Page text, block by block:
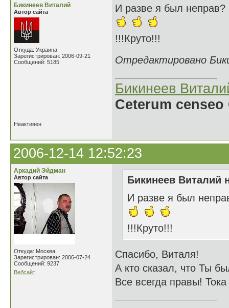
Бикинеев Виталий
Автор сайта
Откуда: Украина
Зарегистрирован: 2006-09-21
Сообщений: 5185
И разве я был неправ?
!!!Круто!!!
Отредактировано
Бикинеев
Ceterum
Неактивен
2006-12-14 12:52:23
Аркадий Эйдман
Автор сайта
Откуда: Москва
Зарегистрирован: 2006-07-24
Сообщений: 9237
Вебсайт
Бикинеев Виталий
И разве я был
!!!Круто!!!
Спасибо, Виталя!
А кто сказал, что Ты
Все всегда правы!